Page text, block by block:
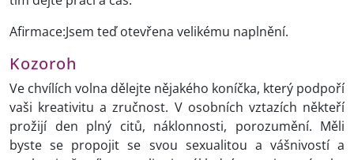
Afirmace:Jsem teď otevřena velikému naplnění.
Kozoroh
Ve chvílích volna dělejte nějakého koníčka, který podpoří
vaši kreativitu a zručnost. V osobních vztazích někteří
prožijí den plný citů, náklonnosti, porozumění. Měli
byste se propojit se svou sexualitou a vášnivostí a